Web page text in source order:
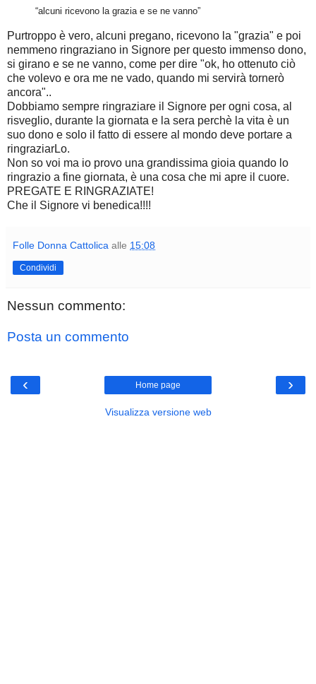
“alcuni ricevono la grazia e se ne vanno”
Purtroppo è vero, alcuni pregano, ricevono la "grazia" e poi
nemmeno ringraziano in Signore per questo immenso dono,
si girano e se ne vanno, come per dire "ok, ho ottenuto ciò
che volevo e ora me ne vado, quando mi servirà tornerò
ancora"..
Dobbiamo sempre ringraziare il Signore per ogni cosa, al
risveglio, durante la giornata e la sera perchè la vita è un
suo dono e solo il fatto di essere al mondo deve portare a
ringraziarLo.
Non so voi ma io provo una grandissima gioia quando lo
ringrazio a fine giornata, è una cosa che mi apre il cuore.
PREGATE E RINGRAZIATE!
Che il Signore vi benedica!!!!
Folle Donna Cattolica alle 15:08
Condividi
Nessun commento:
Posta un commento
‹ ›
Home page
Visualizza versione web